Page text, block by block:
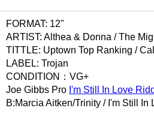
FORMAT: 12"
ARTIST: Althea & Donna / The
TITTLE: Uptown Top Ranking /
LABEL: Trojan
CONDITION：VG+
Joe Gibbs Pro I'm Still In Love
B:Marcia Aitken/Trinity / I'm Still In